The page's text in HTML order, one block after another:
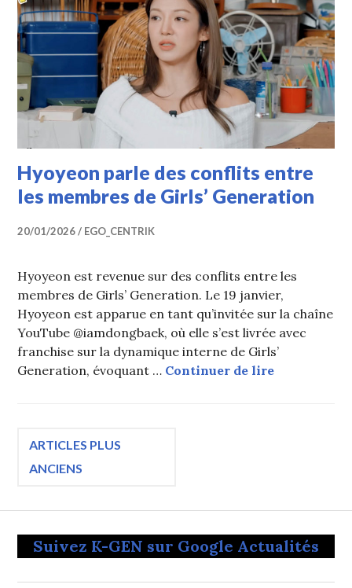
Hyoyeon parle des conflits entre
les membres de Girls’ Generation
20/01/2026 EGO_CENTRIK
Hyoyeon est revenue sur des conflits entre les
membres de Girls’ Generation. Le 19 janvier,
Hyoyeon est apparue en tant qu’invitée sur la chaîne
YouTube @iamdongbaek, où elle s’est livrée avec
franchise sur la dynamique interne de Girls’
Generation, évoquant … Continuer de lireHyoyeon
Navigation
articles
ARTICLES PLUS
ANCIENS
Suivez K-GEN sur Google Actualités